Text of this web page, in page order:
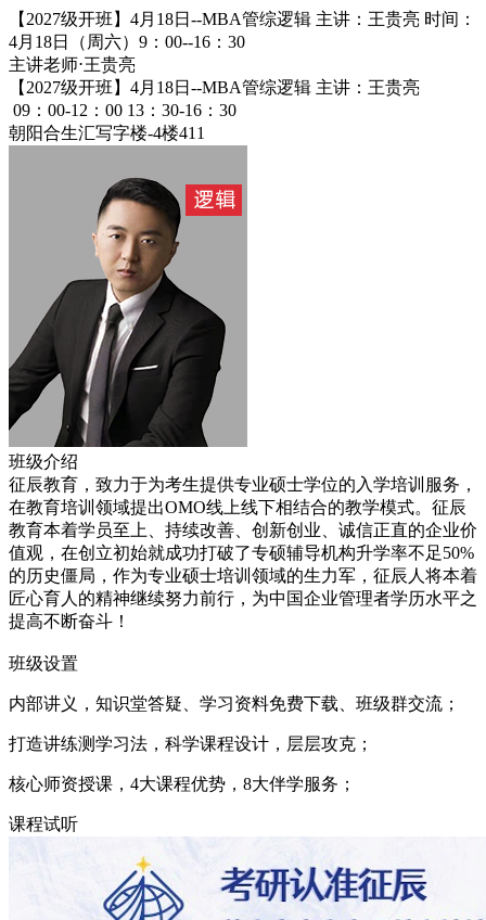
【2027级开班】4月18日--MBA管综逻辑 主讲：王贵亮 时间：
4月18日（周六）9：00--16：30
主讲老师⋅王贵亮
【2027级开班】4月18日--MBA管综逻辑 主讲：王贵亮
09：00-12：00 13：30-16：30
朝阳合生汇写字楼-4楼411
班级介绍
征辰教育，致力于为考生提供专业硕士学位的入学培训服务，
在教育培训领域提出OMO线上线下相结合的教学模式。征辰
教育本着学员至上、持续改善、创新创业、诚信正直的企业价
值观，在创立初始就成功打破了专硕辅导机构升学率不足50%
的历史僵局，作为专业硕士培训领域的生力军，征辰人将本着
匠心育人的精神继续努力前行，为中国企业管理者学历水平之
提高不断奋斗！
班级设置
内部讲义，知识堂答疑、学习资料免费下载、班级群交流；
打造讲练测学习法，科学课程设计，层层攻克；
核心师资授课，4大课程优势，8大伴学服务；
课程试听